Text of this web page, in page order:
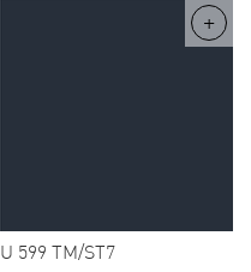
U 599 TM/ST7